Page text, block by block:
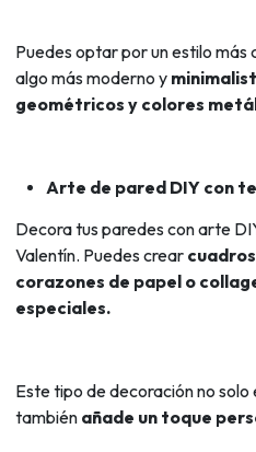
Puedes optar por un estilo más
algo más moderno y
geométricos y colores
Arte de pared DIY con
Decora tus paredes con arte
Valentín. Puedes crear
corazones de papel o
especiales.
Este tipo de decoración no
también añade un toque